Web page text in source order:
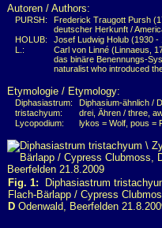
Autoren / Authors:
PURSH:
Frederick Traugott Pursh
deutscher Herkunft /
HOLUB:
Josef Ludwig Holub (1930
L.:
Carl von Linné (Linnaeus,
das binäre Benennungs-
naturalist who introduced
Etymologie / Etymology:
Diphasiastrum:
Diphasium-ähnlich /
tristachyum:
drei, Ähren / three,
Lycopodium:
lykos = Wolf, pous =
Fig. 1: Diphasiastrum
Flach-Bärlapp / Cypress
D Odenwald, Beerfelden